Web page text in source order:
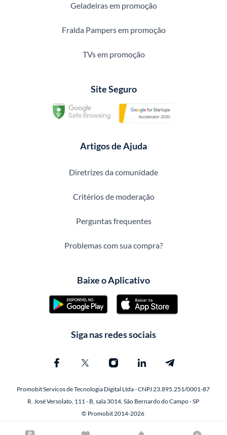
Geladeiras em promoção
Fralda Pampers em promoção
TVs em promoção
Site Seguro
Artigos de Ajuda
Diretrizes da comunidade
Critérios de moderação
Perguntas frequentes
Problemas com sua compra?
Baixe o Aplicativo
Siga nas redes sociais
Promobit Servicos de Tecnologia Digital Ltda - CNPJ 23.895.251/0001-87
R. José Versolato, 111 - B, sala 3014, São Bernardo do Campo - SP
© Promobit 2014-2026